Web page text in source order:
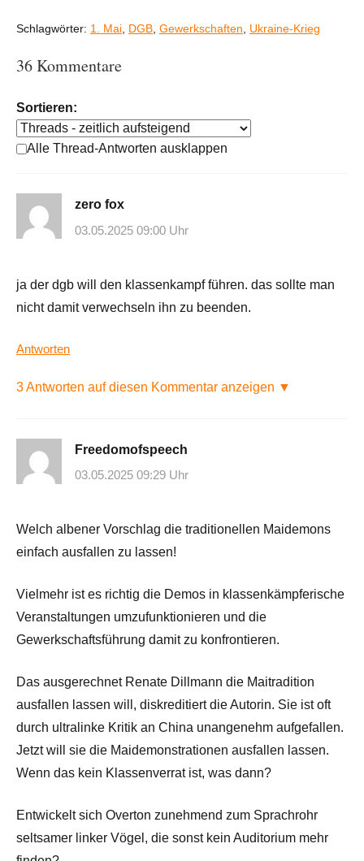
Schlagwörter: 1. Mai DGB Gewerkschaften Ukraine-Krieg
36 Kommentare
Sortieren:
Alle Thread-Antworten ausklappen
zero fox
03.05.2025 09:00 Uhr
ja der dgb will den klassenkampf führen. das sollte man
nicht damit verwechseln ihn zu beenden.
Antworten
3 Antworten auf diesen Kommentar anzeigen ▼
Freedomofspeech
03.05.2025 09:29 Uhr
Welch albener Vorschlag die traditionellen Maidemons
einfach ausfallen zu lassen!
Vielmehr ist es richtig die Demos in klassenkämpferische
Veranstaltungen umzufunktionieren und die
Gewerkschaftsführung damit zu konfrontieren.
Das ausgerechnet Renate Dillmann die Maitradition
ausfallen lassen will, diskreditiert die Autorin. Sie ist oft
durch ultralinke Kritik an China unangenehm aufgefallen.
Jetzt will sie die Maidemonstrationen ausfallen lassen.
Wenn das kein Klassenverrat ist, was dann?
Entwickelt sich Overton zunehmend zum Sprachrohr
seltsamer linker Vögel, die sonst kein Auditorium mehr